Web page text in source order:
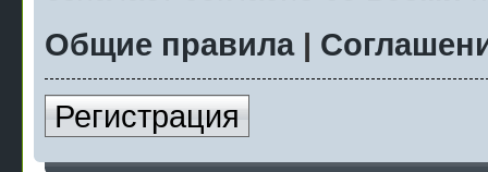
Общие правила|
Регистрация